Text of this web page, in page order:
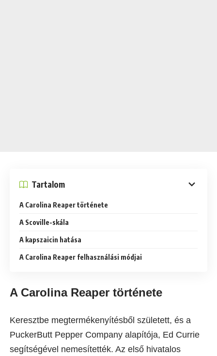
Tartalom
A Carolina Reaper története
A Scoville-skála
A kapszaicin hatása
A Carolina Reaper felhasználási módjai
A Carolina Reaper története
Keresztbe megtermékenyítésből született, és a
PuckerButt Pepper Company alapítója, Ed Currie
segítségével nemesítették. Az első hivatalos